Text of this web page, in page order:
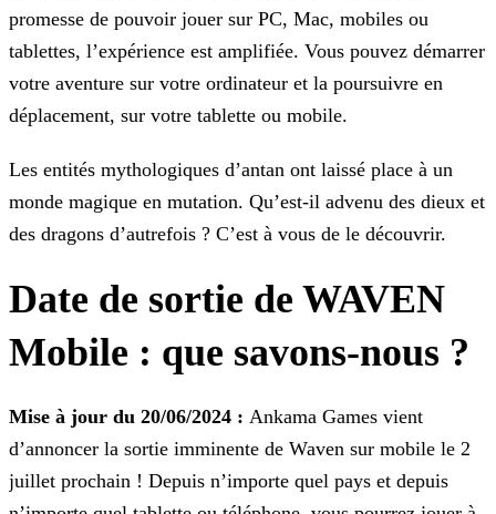
promesse de pouvoir jouer sur PC, Mac, mobiles ou
tablettes, l’expérience est amplifiée. Vous pouvez démarrer
votre aventure sur votre ordinateur et la poursuivre en
déplacement, sur votre tablette ou mobile.
Les entités mythologiques d’antan ont laissé place à un
monde magique en mutation. Qu’est-il advenu des dieux et
des dragons d’autrefois ? C’est à vous de le découvrir.
Date de sortie de WAVEN
Mobile : que savons-nous ?
Mise à jour du 20/06/2024 : Ankama Games vient
d’annoncer la sortie imminente de Waven sur mobile le 2
juillet prochain ! Depuis n’importe quel pays et depuis